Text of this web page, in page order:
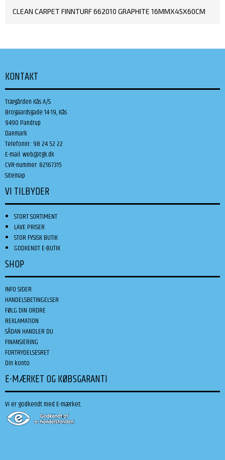
CLEAN CARPET FINNTURF 662010 GRAPHITE 16MMX45X60CM
KONTAKT
Trægården Kås A/S
Brogaardsgade 14-19, Kås
9490 Pandrup
Danmark
Telefonnr.: 98 24 52 22
E-mail:web@tgk.dk
CVR-nummer: 82167315
Sitemap
VI TILBYDER
STORT SORTIMENT
LAVE PRISER
STOR FYSISK BUTIK
GODKENDT E-BUTIK
SHOP
INFO SIDER
HANDELSBETINGELSER
FØLG DIN ORDRE
REKLAMATION
SÅDAN HANDLER DU
FINANSIERING
FORTRYDELSESRET
Din konto
E-MÆRKET OG KØBSGARANTI
Vi er godkendt med E-mærket: